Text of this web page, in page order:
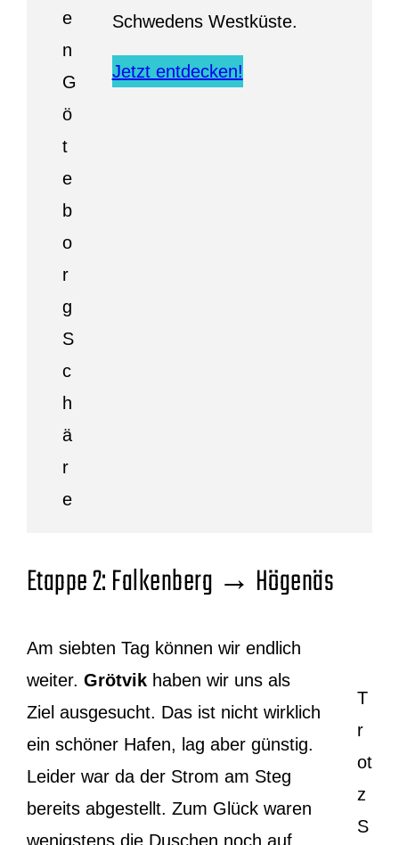
Schwedens Westküste.
Jetzt entdecken!
Etappe 2: Falkenberg → Högenäs
T
r
ot
z
S
Am siebten Tag können wir endlich
weiter. Grötvikhaben wir uns als
Ziel ausgesucht. Das ist nicht wirklich
ein schöner Hafen, lag aber günstig.
Leider war da der Strom am Steg
bereits abgestellt. Zum Glück waren
wenigstens die Duschen noch auf,